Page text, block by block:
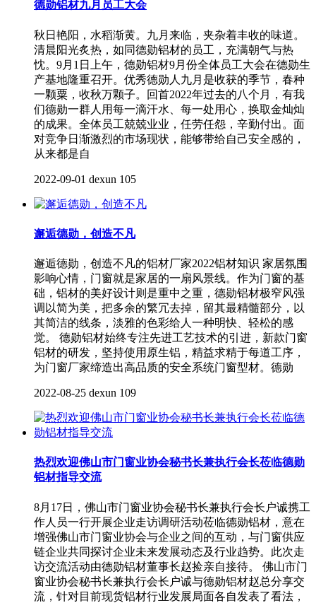
德勋铝材九月员工大会
秋日艳阳，水稻渐黄。九月来临，夹杂着丰收的味道。
清晨阳光炙热，如同德勋铝材的员工，充满朝气与热
忱。9月1日上午，德勋铝材9月份全体员工大会在德勋生
产基地隆重召开。优秀德勋人九月是收获的季节，春种
一颗粟，收秋万颗子。回首2022年过去的八个月，有我
们德勋一群人用每一滴汗水、每一处用心，换取金灿灿
的成果。全体员工兢兢业业，任劳任怨，辛勤付出。面
对竞争日渐激烈的市场现状，能够带给自己安全感的，
从来都是自
2022-09-01 dexun 105
邂逅德勋，创造不凡
邂逅德勋，创造不凡的铝材厂家2022铝材知识 家居氛围
影响心情，门窗就是家居的一扇风景线。作为门窗的基
础，铝材的美好设计则是重中之重，德勋铝材极窄风强
调以简为美，把多余的繁冗去掉，留其最精髓部分，以
其简洁的线条，淡雅的色彩给人一种明快、轻松的感
觉。 德勋铝材始终专注先进工艺技术的引进，新款门窗
铝材的研发，坚持使用原生铝，精益求精于每道工序，
为门窗厂家缔造出高品质的安全系统门窗型材。德勋
2022-08-25 dexun 109
热烈欢迎佛山市门窗业协会秘书长兼执行会长莅临德勋
铝材指导交流
8月17日，佛山市门窗业协会秘书长兼执行会长户诚携工
作人员一行开展企业走访调研活动莅临德勋铝材，意在
增强佛山市门窗业协会与企业之间的互动，与门窗供应
链企业共同探讨企业未来发展动态及行业趋势。此次走
访交流活动由德勋铝材董事长赵捡亲自接待。 佛山市门
窗业协会秘书长兼执行会长户诚与德勋铝材赵总分享交
流，针对目前现货铝材行业发展局面各自发表了看法，